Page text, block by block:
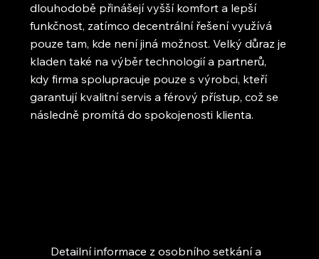
dlouhodobě přinášejí vyšší komfort a lepší
funkčnost, zatímco decentrální řešení využívá
pouze tam, kde není jiná možnost. Velký důraz je
kladen také na výběr technologií a partnerů,
kdy firma spolupracuje pouze s výrobci, kteří
garantují kvalitní servis a férový přístup, což se
následně promítá do spokojenosti klienta.
Detailní informace z osobního setkání a